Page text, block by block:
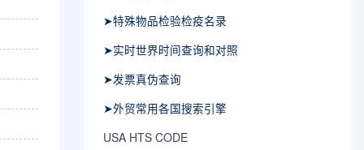
➤特殊物品检验检疫名录
➤实时世界时间查询和对照
➤发票真伪查询
➤外贸常用各国搜索引擎
USA HTS CODE